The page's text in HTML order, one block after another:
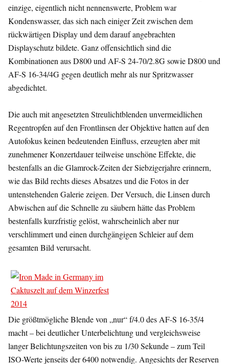
einzige, eigentlich nicht nennenswerte, Problem war
Kondenswasser, das sich nach einiger Zeit zwischen dem
rückwärtigen Display und dem darauf angebrachten
Displayschutz bildete. Ganz offensichtlich sind die
Kombinationen aus D800 und AF-S 24-70/2.8G sowie D800 und
AF-S 16-34/4G gegen deutlich mehr als nur Spritzwasser
abgedichtet.
Die auch mit angesetzten Streulichtblenden unvermeidlichen
Regentropfen auf den Frontlinsen der Objektive hatten auf den
Autofokus keinen bedeutenden Einfluss, erzeugten aber mit
zunehmener Konzertdauer teilweise unschöne Effekte, die
bestenfalls an die Glamrock-Zeiten der Siebzigerjahre erinnern,
wie das Bild rechts dieses Absatzes und die Fotos in der
untenstehenden Galerie zeigen. Der Versuch, die Linsen durch
Abwischen auf die Schnelle zu säubern hätte das Problem
bestenfalls kurzfristig gelöst, wahrscheinlich aber nur
verschlimmert und einen durchgängigen Schleier auf dem
gesamten Bild verursacht.
Die größtmögliche Blende von „nur“ f/4.0 des AF-S 16-35/4
macht – bei deutlicher Unterbelichtung und vergleichsweise
langer Belichtungszeiten von bis zu 1/30 Sekunde – zum Teil
ISO-Werte jenseits der 6400 notwendig. Angesichts der Reserven